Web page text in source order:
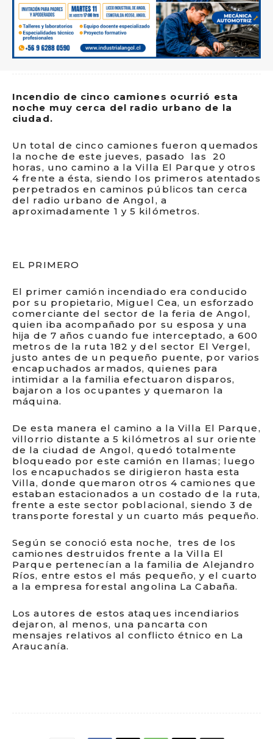
Incendio de cinco camiones ocurrió esta
noche muy cerca del radio urbano de la
ciudad.
Un total de cinco camiones fueron quemados
la noche de este jueves, pasado las 20
horas, uno camino a la Villa El Parque y otros
4 frente a ésta, siendo los primeros atentados
perpetrados en caminos públicos tan cerca
del radio urbano de Angol, a
aproximadamente 1 y 5 kilómetros.
EL PRIMERO
El primer camión incendiado era conducido
por su propietario, Miguel Cea, un esforzado
comerciante del sector de la feria de Angol,
quien iba acompañado por su esposa y una
hija de 7 años cuando fue interceptado, a 600
metros de la ruta 182 y del sector El Vergel,
justo antes de un pequeño puente, por varios
encapuchados armados, quienes para
intimidar a la familia efectuaron disparos,
bajaron a los ocupantes y quemaron la
máquina.
De esta manera el camino a la Villa El Parque,
villorrio distante a 5 kilómetros al sur oriente
de la ciudad de Angol, quedó totalmente
bloqueado por este camión en llamas; luego
los encapuchados se dirigieron hasta esta
Villa, donde quemaron otros 4 camiones que
estaban estacionados a un costado de la ruta,
frente a este sector poblacional, siendo 3 de
transporte forestal y un cuarto más pequeño.
Según se conoció esta noche, tres de los
camiones destruidos frente a la Villa El
Parque pertenecían a la familia de Alejandro
Ríos, entre estos el más pequeño, y el cuarto
a la empresa forestal angolina La Cabaña.
Los autores de estos ataques incendiarios
dejaron, al menos, una pancarta con
mensajes relativos al conflicto étnico en La
Araucanía.